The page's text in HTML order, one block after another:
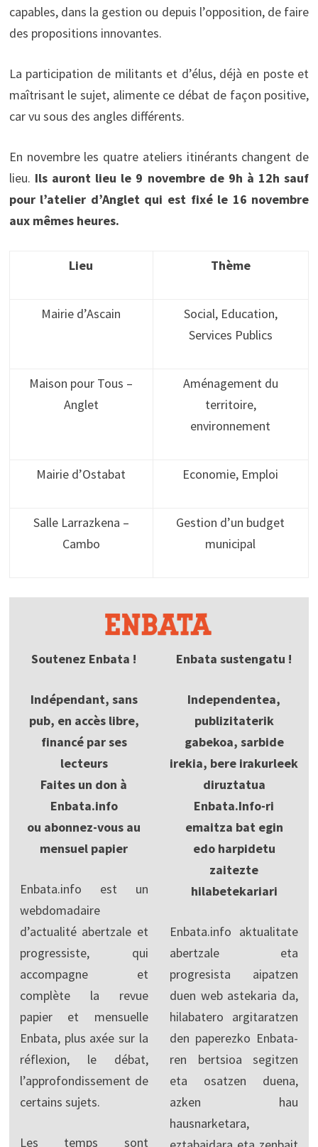
capables, dans la gestion ou depuis l’opposition, de faire
des propositions innovantes.
La participation de militants et d’élus, déjà en poste et
maîtrisant le sujet, alimente ce débat de façon positive,
car vu sous des angles différents.
En novembre les quatre ateliers itinérants changent de
lieu. Ils auront lieu le 9 novembre de 9h à 12h sauf
pour l’atelier d’Anglet qui est fixé le 16 novembre
aux mêmes heures.
Lieu Thème
Mairie d’Ascain
Social, Education,
Services Publics
Maison pour Tous –
Anglet
Aménagement du
territoire,
environnement
Mairie d’Ostabat Economie, Emploi
Salle Larrazkena –
Cambo
Gestion d’un budget
municipal
Soutenez Enbata !
Indépendant, sans
pub, en accès libre,
financé par ses
lecteurs
Faites un don à
Enbata.info
ou abonnez-vous au
mensuel papier
Enbata.info est un
webdomadaire
d’actualité abertzale et
progressiste, qui
accompagne et
complète la revue
papier et mensuelle
Enbata, plus axée sur la
réflexion, le débat,
l’approfondissement de
certains sujets.
Les temps sont
Enbata sustengatu !
Independentea,
publizitaterik
gabekoa, sarbide
irekia, bere irakurleek
diruztatua
Enbata.Info-ri
emaitza bat egin
edo harpidetu
zaitezte
hilabetekariari
Enbata.info aktualitate
abertzale eta
progresista aipatzen
duen web astekaria da,
hilabatero argitaratzen
den paperezko Enbata-
ren bertsioa segitzen
eta osatzen duena,
azken hau
hausnarketara,